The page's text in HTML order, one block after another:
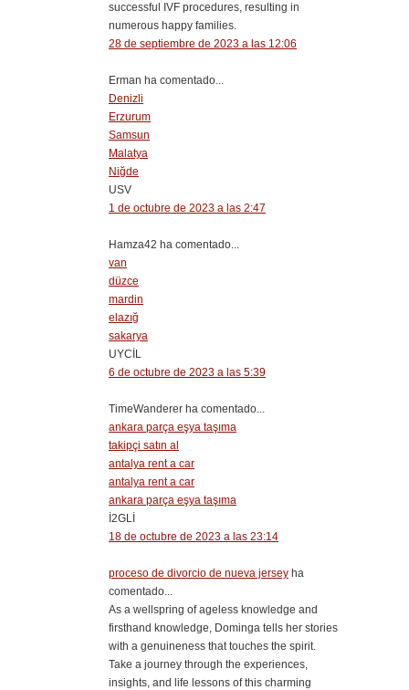
successful IVF procedures, resulting in
numerous happy families.
28 de septiembre de 2023 a las 12:06
Erman ha comentado...
Denizli
Erzurum
Samsun
Malatya
Niğde
USV
1 de octubre de 2023 a las 2:47
Hamza42 ha comentado...
van
düzce
mardin
elazığ
sakarya
UYCİL
6 de octubre de 2023 a las 5:39
TimeWanderer ha comentado...
ankara parça eşya taşıma
takipçi satın al
antalya rent a car
antalya rent a car
ankara parça eşya taşıma
İ2GLİ
18 de octubre de 2023 a las 23:14
proceso de divorcio de nueva jersey ha
comentado...
As a wellspring of ageless knowledge and
firsthand knowledge, Dominga tells her stories
with a genuineness that touches the spirit.
Take a journey through the experiences,
insights, and life lessons of this charming